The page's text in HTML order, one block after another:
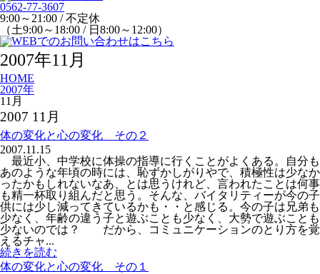
0562-77-3607
9:00～21:00 / 不定休
（土9:00～18:00 / 日8:00～12:00）
2007年11月
HOME
2007年
11月
2007 11月
体の変化と心の変化 その２
2007.11.15
最近小、中学校に体操の指導に行くことがよくある。自分も
あのような年頃の時には、恥ずかしがりやで、積極性は少なか
ったかもしれないなあ、とは思うけれど、言われたことは何事
も精一杯取り組んだと思う。そんな、バイタリティーが今の子
供には少し減ってきているかも・・と感じる。今の子は兄弟も
少なく、年齢の違う子と遊ぶことも少なく、大勢で遊ぶことも
少ないのでは？ だから、コミュニケーションのとり方を覚
えるチャ...
続きを読む
体の変化と心の変化 その１